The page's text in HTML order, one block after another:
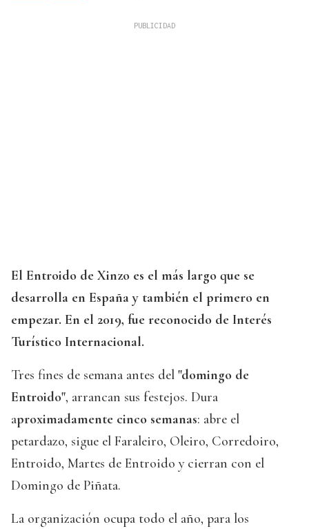
El Entroido de Xinzo es el más largo que se
desarrolla en España y también el primero en
empezar. En el 2019, fue reconocido de Interés
Turístico Internacional.
Tres fines de semana antes del "domingo de
Entroido", arrancan sus festejos. Dura
aproximadamente cinco semanas: abre el
petardazo, sigue el Faraleiro, Oleiro, Corredoiro,
Entroido, Martes de Entroido y cierran con el
Domingo de Piñata.
La organización ocupa todo el año, para los